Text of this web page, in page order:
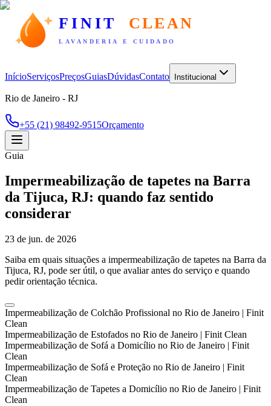
FINIT CLEAN
LAVANDERIA E CUIDADO
InícioServiçosPreçosGuiasDúvidasContato Institucional
Rio de Janeiro - RJ
+55 (21) 98492-9515Orçamento
Guia
Impermeabilização de tapetes na Barra
da Tijuca, RJ: quando faz sentido
considerar
23 de jun. de 2026
Saiba em quais situações a impermeabilização de tapetes na Barra da
Tijuca, RJ, pode ser útil, o que avaliar antes do serviço e quando
pedir orientação técnica.
Impermeabilização de Colchão Profissional no Rio de Janeiro | Finit
Clean
Impermeabilização de Estofados no Rio de Janeiro | Finit Clean
Impermeabilização de Sofá a Domicílio no Rio de Janeiro | Finit
Clean
Impermeabilização de Sofá e Proteção no Rio de Janeiro | Finit
Clean
Impermeabilização de Tapetes a Domicílio no Rio de Janeiro | Finit
Clean